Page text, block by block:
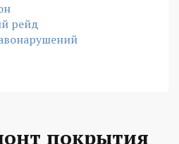
рейд
покрытия